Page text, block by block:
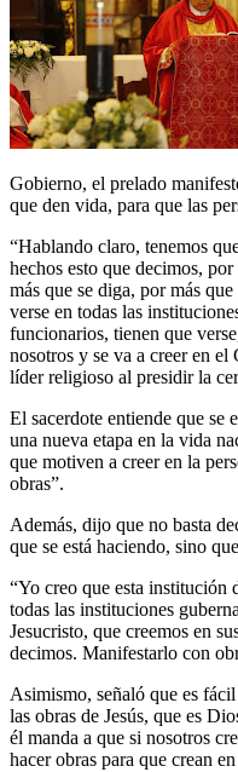
Gobierno, el prelado
que den vida, para que las
“Hablando claro, tenemos
hechos esto que decimos,
más que se diga, por más
verse en todas las
funcionarios, tienen que
nosotros y se va a creer en
líder religioso al presidir la
El sacerdote entiende que se
una nueva etapa en la vida
que motiven a creer en la
obras”.
Además, dijo que no basta
que se está haciendo, sino
“Yo creo que esta institución
todas las instituciones
Jesucristo, que creemos en
decimos. Manifestarlo con
Asimismo, señaló que es
las obras de Jesús, que es
él manda a que si nosotros
hacer obras para que crean